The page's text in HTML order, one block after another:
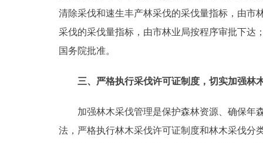
清除采伐和速生丰产林采伐的采伐量指标，由市
采伐的采伐量指标，由市林业局按程序审批下达
国务院批准。
三、严格执行采伐许可证制度，切实加强林
加强林木采伐管理是保护森林资源、确保年森
法，严格执行林木采伐许可证制度和林木采伐分